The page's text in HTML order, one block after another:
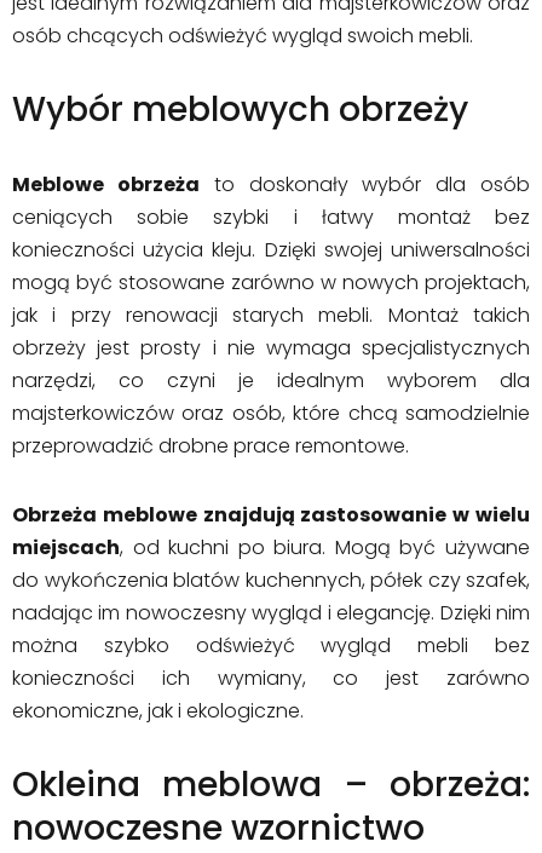
osób chcących odświeżyć wygląd swoich mebli.
Wybór meblowych obrzeży
Meblowe obrzeża to doskonały wybór dla osób
ceniących sobie szybki i łatwy montaż bez
konieczności użycia kleju. Dzięki swojej uniwersalności
mogą być stosowane zarówno w nowych projektach,
jak i przy renowacji starych mebli. Montaż takich
obrzeży jest prosty i nie wymaga specjalistycznych
narzędzi, co czyni je idealnym wyborem dla
majsterkowiczów oraz osób, które chcą samodzielnie
przeprowadzić drobne prace remontowe.
Obrzeża meblowe znajdują zastosowanie w wielu
miejscach, od kuchni po biura. Mogą być używane
do wykończenia blatów kuchennych, półek czy szafek,
nadając im nowoczesny wygląd i elegancję. Dzięki nim
można szybko odświeżyć wygląd mebli bez
konieczności ich wymiany, co jest zarówno
ekonomiczne, jak i ekologiczne.
Okleina meblowa – obrzeża:
nowoczesne wzornictwo